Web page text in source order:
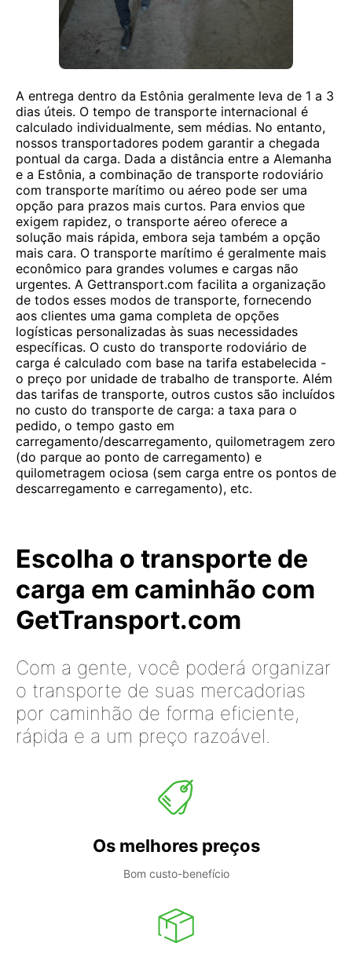
A entrega dentro da Estônia geralmente leva de 1 a 3
dias úteis. O tempo de transporte internacional é
calculado individualmente, sem médias. No entanto,
nossos transportadores podem garantir a chegada
pontual da carga. Dada a distância entre a Alemanha
e a Estônia, a combinação de transporte rodoviário
com transporte marítimo ou aéreo pode ser uma
opção para prazos mais curtos. Para envios que
exigem rapidez, o transporte aéreo oferece a
solução mais rápida, embora seja também a opção
mais cara. O transporte marítimo é geralmente mais
econômico para grandes volumes e cargas não
urgentes. A Gettransport.com facilita a organização
de todos esses modos de transporte, fornecendo
aos clientes uma gama completa de opções
logísticas personalizadas às suas necessidades
específicas. O custo do transporte rodoviário de
carga é calculado com base na tarifa estabelecida -
o preço por unidade de trabalho de transporte. Além
das tarifas de transporte, outros custos são incluídos
no custo do transporte de carga: a taxa para o
pedido, o tempo gasto em
carregamento/descarregamento, quilometragem zero
(do parque ao ponto de carregamento) e
quilometragem ociosa (sem carga entre os pontos de
descarregamento e carregamento), etc.
Escolha o transporte de
carga em caminhão com
GetTransport.com
Com a gente, você poderá organizar
o transporte de suas mercadorias
por caminhão de forma eficiente,
rápida e a um preço razoável.
Os melhores preços
Bom custo-benefício